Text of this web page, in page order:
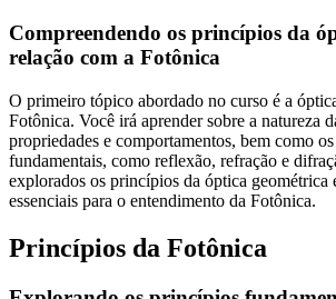
Compreendendo os princípios da
relação com a Fotônica
O primeiro tópico abordado no curso é a
Fotônica. Você irá aprender sobre a natureza
propriedades e comportamentos, bem como
fundamentais, como reflexão, refração e
explorados os princípios da óptica geométrica
essenciais para o entendimento da Fotônica.
Princípios da Fotônica